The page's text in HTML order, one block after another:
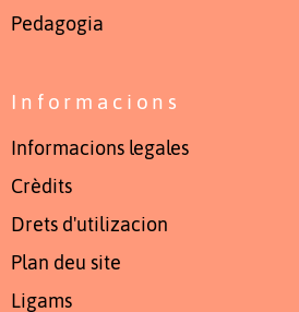
Pedagogia
Informacions
Informacions legales
Crèdits
Drets d'utilizacion
Plan deu site
Ligams